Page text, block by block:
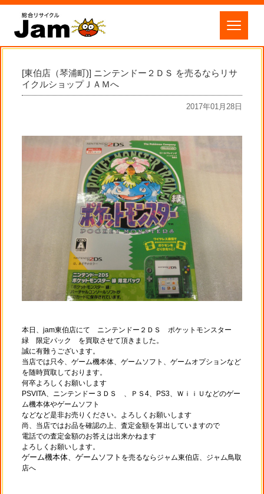
[東伯店（琴浦町)] ニンテンドー２ＤＳ を売るならリサ
イクルショップＪＡＭへ
2017年01月28日
本日、jam東伯店にて ニンテンドー２ＤＳ ポケットモンスター
緑 限定パック を買取させて頂きました。
誠に有難うございます。
当店では只今、ゲーム機本体、ゲームソフト、ゲームオプションなど
を随時買取しております。
何卒よろしくお願いします
PSVITA、ニンテンドー３ＤＳ 、ＰＳ4、PS3、ＷｉｉＵなどのゲー
ム機本体やゲームソフト
などなど是非お売りください。よろしくお願いします
尚、当店ではお品を確認の上、査定金額を算出していますので
電話での査定金額のお答えは出来かねます
よろしくお願いします。
ゲーム機本体、ゲームソフト を売るならジャム東伯店、ジャム鳥取
店へ